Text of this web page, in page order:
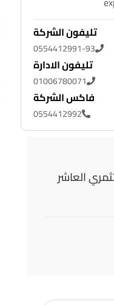
تليفون الشركة
0554412991-93
تليفون الادارة
01006780071
فاكس الشركة
0554412992
العاشر